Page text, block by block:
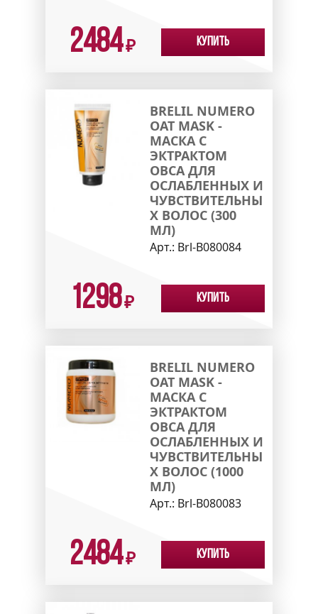
2484₽ Купить
BRELIL NUMERO
OAT MASK -
МАСКА С
ЭКТРАКТОМ
ОВСА ДЛЯ
ОСЛАБЛЕННЫХ И
ЧУВСТВИТЕЛЬНЫ
Х ВОЛОС (300
МЛ)
Арт.: Brl-B080084
1298₽ Купить
BRELIL NUMERO
OAT MASK -
МАСКА С
ЭКТРАКТОМ
ОВСА ДЛЯ
ОСЛАБЛЕННЫХ И
ЧУВСТВИТЕЛЬНЫ
Х ВОЛОС (1000
МЛ)
Арт.: Brl-B080083
2484₽ Купить